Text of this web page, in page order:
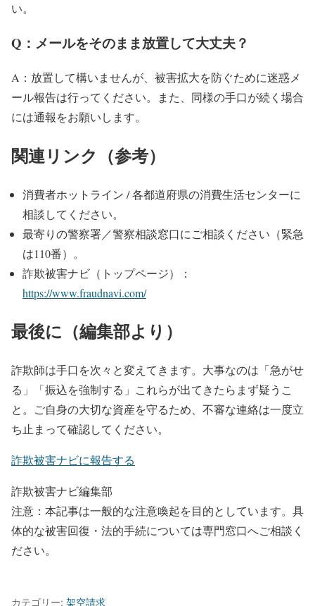
い。
Q：メールをそのまま放置して大丈夫？
A：放置して構いませんが、被害拡大を防ぐために迷惑メ
ール報告は行ってください。また、同様の手口が続く場合
には通報をお願いします。
関連リンク（参考）
消費者ホットライン / 各都道府県の消費生活センターに
相談してください。
最寄りの警察署／警察相談窓口にご相談ください（緊急
は110番）。
詐欺被害ナビ（トップページ）：
https://www.fraudnavi.com/
最後に（編集部より）
詐欺師は手口を次々と変えてきます。大事なのは「急がせ
る」「振込を強制する」これらが出てきたらまず疑うこ
と。ご自身の大切な資産を守るため、不審な連絡は一度立
ち止まって確認してください。
詐欺被害ナビに報告する
詐欺被害ナビ編集部
注意：本記事は一般的な注意喚起を目的としています。具
体的な被害回復・法的手続については専門窓口へご相談く
ださい。
カテゴリー: 架空請求